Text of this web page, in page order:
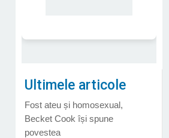
Ultimele articole
Fost ateu și homosexual,
Becket Cook își spune
povestea